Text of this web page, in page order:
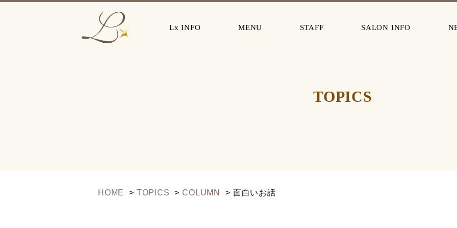
Lx INFO MENU STAFF SALON INFO
TOPICS
HOME TOPICS COLUMN 面白いお話